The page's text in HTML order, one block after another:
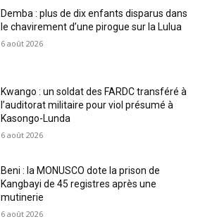
Demba : plus de dix enfants disparus dans
le chavirement d’une pirogue sur la Lulua
6 août 2026
Kwango : un soldat des FARDC transféré à
l’auditorat militaire pour viol présumé à
Kasongo-Lunda
6 août 2026
Beni : la MONUSCO dote la prison de
Kangbayi de 45 registres après une
mutinerie
6 août 2026